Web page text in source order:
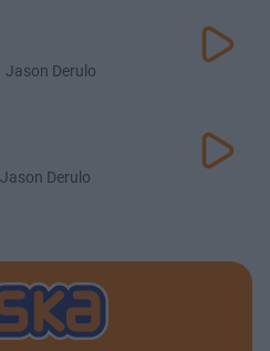
Jason Derulo
Jason Derulo